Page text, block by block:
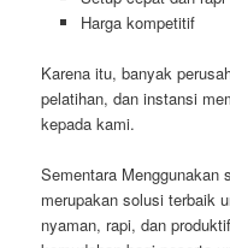
Harga kompetitif
Karena itu, banyak
pelatihan, dan instansi
kepada kami.
Sementara Menggunakan
merupakan solusi terbaik
nyaman, rapi, dan